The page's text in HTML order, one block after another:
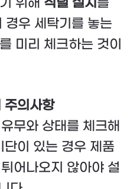
경우 세탁기를 놓는
를 미리 체크하는 것이
주의사항
무와 상태를 체크해
단이 있는 경우 제품
어나오지 않아야 설